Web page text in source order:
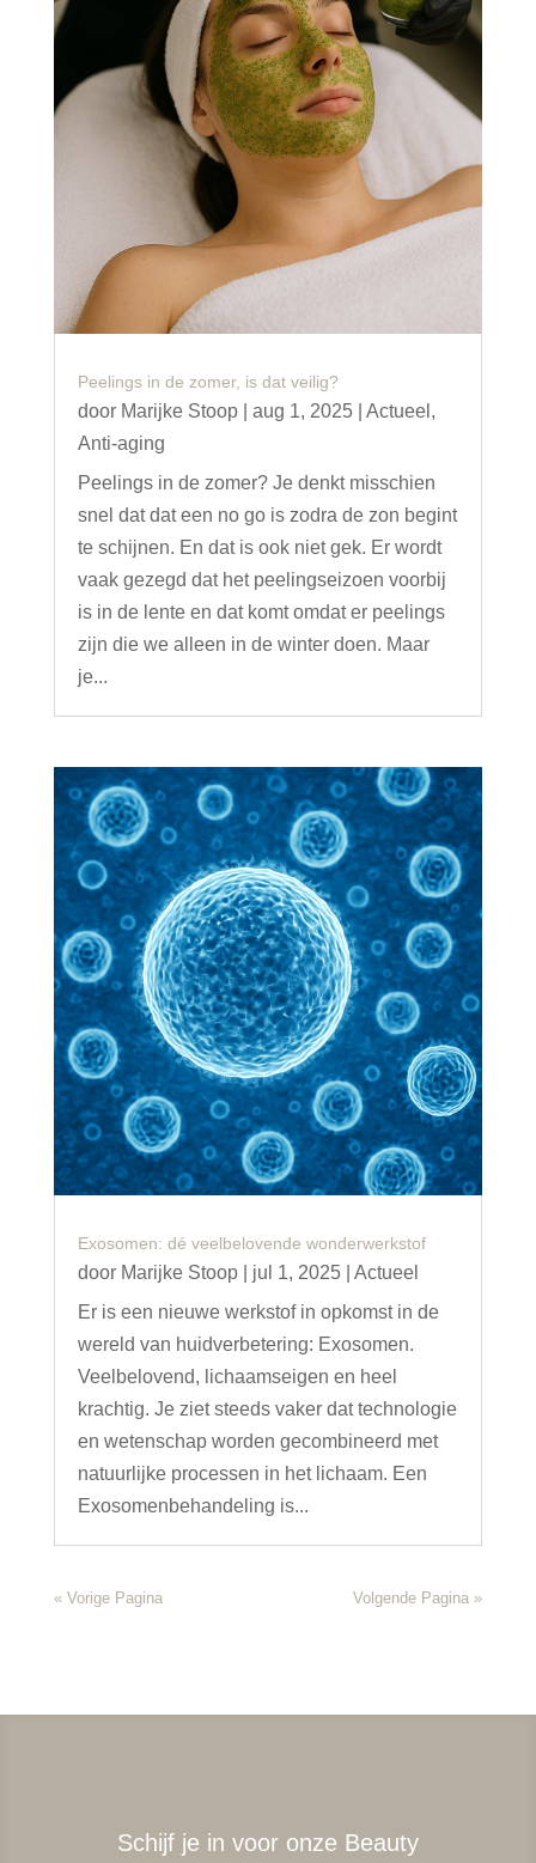
Peelings in de zomer, is dat veilig?
door Marijke Stoop| aug 1, 2025| Actueel ,
Anti-aging
Peelings in de zomer? Je denkt misschien
snel dat dat een no go is zodra de zon begint
te schijnen. En dat is ook niet gek. Er wordt
vaak gezegd dat het peelingseizoen voorbij
is in de lente en dat komt omdat er peelings
zijn die we alleen in de winter doen. Maar
je...
Exosomen: dé veelbelovende wonderwerkstof
door Marijke Stoop| jul 1, 2025| Actueel
Er is een nieuwe werkstof in opkomst in de
wereld van huidverbetering: Exosomen.
Veelbelovend, lichaamseigen en heel
krachtig. Je ziet steeds vaker dat technologie
en wetenschap worden gecombineerd met
natuurlijke processen in het lichaam. Een
Exosomenbehandeling is...
« Vorige Pagina Volgende Pagina »
Schijf je in voor onze Beauty